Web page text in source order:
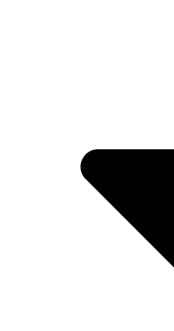
info@afdelingdierplagen.nl